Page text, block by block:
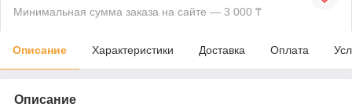
Минимальная сумма заказа на сайте — 3 000 ₸
Описание Характеристики Доставка Оплата
Описание